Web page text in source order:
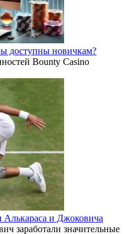
доступны новичкам?
Bounty Casino
Алькараса и Джоковича
заработали значительные